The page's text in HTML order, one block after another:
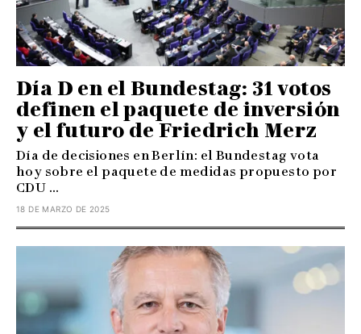
Día D en el Bundestag: 31 votos
definen el paquete de inversión
y el futuro de Friedrich Merz
Día de decisiones en Berlín: el Bundestag vota
hoy sobre el paquete de medidas propuesto por
CDU ...
18 DE MARZO DE 2025